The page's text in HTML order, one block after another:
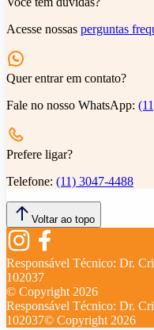
Acesse nossas perguntas
Quer entrar em contato?
Fale no nosso WhatsApp:
Prefere ligar?
Telefone: (11) 3047-4488
Voltar ao topo
Responsável Técnico: Dr.
102037
© Copyright 2026
Responsável Técnico: Dr.
102037© Copyright 2026